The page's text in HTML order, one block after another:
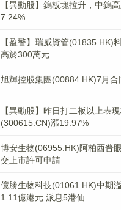
【異動股】鎢板塊拉升，中鎢
7.24%
【盈警】瑞威資管(01835.HK)
高於300萬元
旭輝控股集團(00884.HK)7月
【異動股】昨日打二板以上表
(300615.CN)漲19.97%
博安生物(06955.HK)阿柏西普
交上市許可申請
億勝生物科技(01061.HK)中期
1.11億港元 派息5港仙